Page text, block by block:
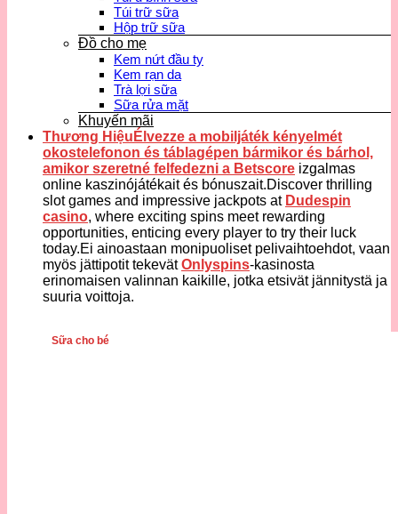
Túi trữ sữa
Hộp trữ sữa
Đồ cho mẹ
Kem nứt đầu ty
Kem rạn da
Trà lợi sữa
Sữa rửa mặt
Khuyến mãi
Thương HiệuÉlvezze a mobiljáték kényelmét
okostelefonon és táblagépen bármikor és bárhol,
amikor szeretné felfedezni a Betscore izgalmas
online kaszinójátékait és bónuszait.Discover thrilling
slot games and impressive jackpots at Dudespin
casino, where exciting spins meet rewarding
opportunities, enticing every player to try their luck
today.Ei ainoastaan monipuoliset pelivaihtoehdot, vaan
myös jättipotit tekevätOnlyspins-kasinosta
erinomaisen valinnan kaikille, jotka etsivät jännitystä ja
suuria voittoja.
Sữa cho bé